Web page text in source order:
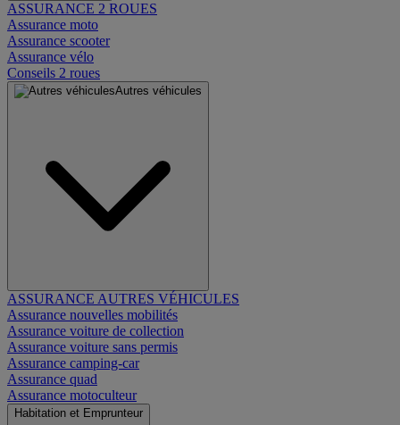
ASSURANCE 2 ROUES
Assurance moto
Assurance scooter
Assurance vélo
Conseils 2 roues
Autres véhicules
ASSURANCE AUTRES VÉHICULES
Assurance nouvelles mobilités
Assurance voiture de collection
Assurance voiture sans permis
Assurance camping-car
Assurance quad
Assurance motoculteur
Habitation et Emprunteur